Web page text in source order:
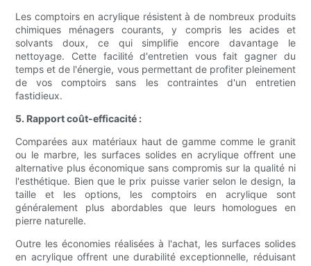
Les comptoirs en acrylique résistent à de nombreux produits
chimiques ménagers courants, y compris les acides et
solvants doux, ce qui simplifie encore davantage le
nettoyage. Cette facilité d'entretien vous fait gagner du
temps et de l'énergie, vous permettant de profiter pleinement
de vos comptoirs sans les contraintes d'un entretien
fastidieux.
5. Rapport coût-efficacité :
Comparées aux matériaux haut de gamme comme le granit
ou le marbre, les surfaces solides en acrylique offrent une
alternative plus économique sans compromis sur la qualité ni
l'esthétique. Bien que le prix puisse varier selon le design, la
taille et les options, les comptoirs en acrylique sont
généralement plus abordables que leurs homologues en
pierre naturelle.
Outre les économies réalisées à l'achat, les surfaces solides
en acrylique offrent une durabilité exceptionnelle, réduisant